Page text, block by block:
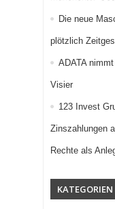
Die neue
plötzlich
ADATA
Visier
123 Invest
Zinszahlungen
Rechte als
KATEGORIEN